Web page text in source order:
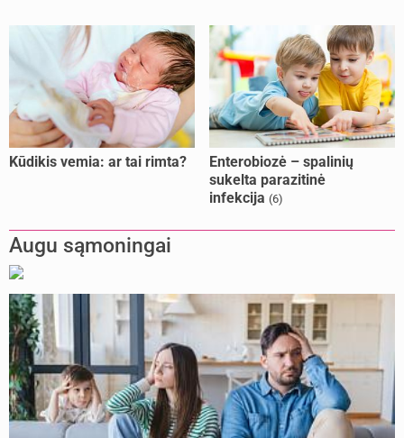
Kūdikis vemia: ar tai rimta?
Enterobiozė – spalinių
sukelta parazitinė
infekcija (6)
Augu sąmoningai